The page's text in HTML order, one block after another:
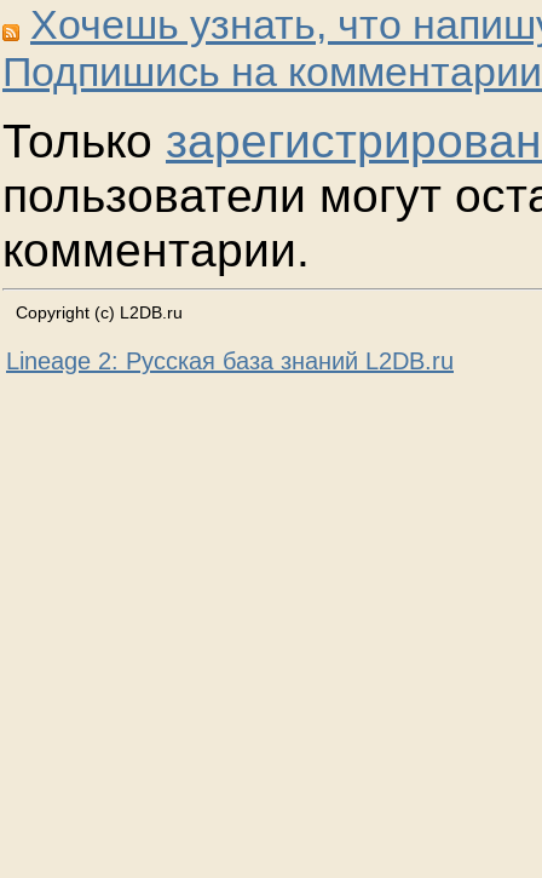
Хочешь узнать, что
Подпишись на
Только
пользователи могут
комментарии.
Copyright (c) L2DB.ru
Lineage 2: Русская база знаний L2DB.ru